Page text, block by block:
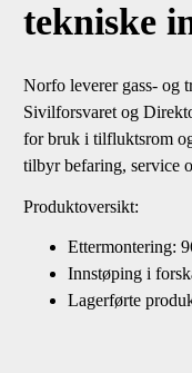
tekniske
Norfo leverer gass- og
Sivilforsvaret og
for bruk i tilfluktsrom
tilbyr befaring, service
Produktoversikt:
Ettermontering:
Innstøping i
Lagerførte